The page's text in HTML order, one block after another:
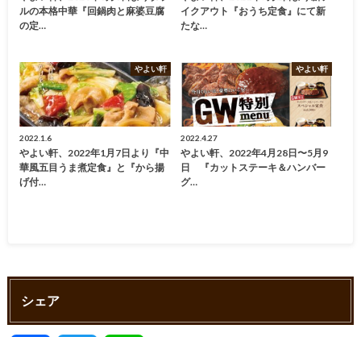
ルの本格中華『回鍋肉と麻婆豆腐
の定…
イクアウト『おうち定食』にて新
たな…
やよい軒
2022.1.6
やよい軒、2022年1月7日より『中
華風五目うま煮定食』と『から揚
げ付…
やよい軒
2022.4.27
やよい軒、2022年4月28日〜5月9
日 『カットステーキ＆ハンバー
グ…
シェア